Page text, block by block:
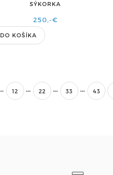
SÝKORKA
250,-€
DO KOŠÍKA
12 22 33 43